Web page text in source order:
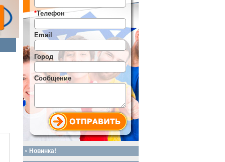
*Телефон
Email
Город
Сообщение
Новинка!